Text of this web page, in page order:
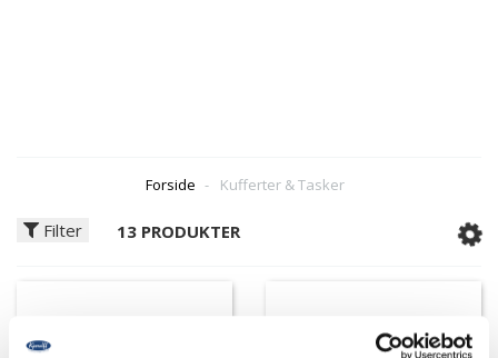
Forside - Kufferter & Tasker
Filter 13 PRODUKTER